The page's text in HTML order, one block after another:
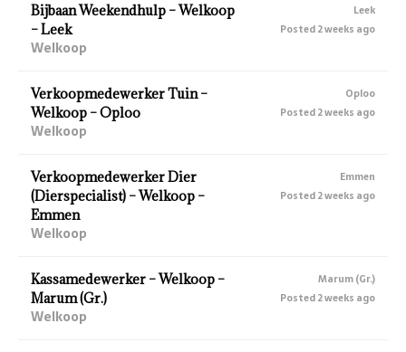
Bijbaan Weekendhulp – Welkoop
– Leek
Welkoop
Leek
Posted 2 weeks ago
Verkoopmedewerker Tuin –
Welkoop – Oploo
Welkoop
Oploo
Posted 2 weeks ago
Verkoopmedewerker Dier
(Dierspecialist) – Welkoop –
Emmen
Welkoop
Emmen
Posted 2 weeks ago
Kassamedewerker – Welkoop –
Marum (Gr.)
Welkoop
Marum (Gr.)
Posted 2 weeks ago